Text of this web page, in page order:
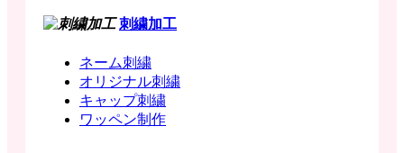
刺繍加工
ネーム刺繍
オリジナル刺繍
キャップ刺繍
ワッペン制作